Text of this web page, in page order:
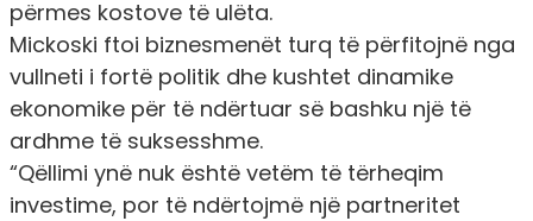
përmes kostove të ulëta.
Mickoski ftoi biznesmenët turq të përfitojnë nga
vullneti i fortë politik dhe kushtet dinamike
ekonomike për të ndërtuar së bashku një të
ardhme të suksesshme.
“Qëllimi ynë nuk është vetëm të tërheqim
investime, por të ndërtojmë një partneritet